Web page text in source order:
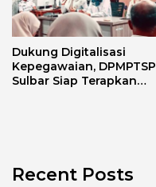
Dukung Digitalisasi
Kepegawaian, DPMPTSP
Sulbar Siap Terapkan
Recent Posts